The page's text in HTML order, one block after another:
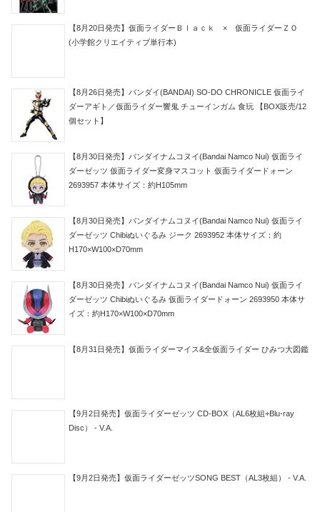
【8月20日発売】仮面ライダーＢｌａｃｋ × 仮面ライダーＺＯ
(小学館クリエイティブ単行本)
【8月26日発売】バンダイ(BANDAI) SO-DO CHRONICLE 仮面ライ
ダーアギト／仮面ライダー響鬼 チューインガム 食玩 【BOX販売/12
個セット】
【8月30日発売】バンダイナムコヌイ(Bandai Namco Nui) 仮面ライ
ダーゼッツ 仮面ライダー変身マスコット 仮面ライダードォーン
2693957 本体サイズ：約H105mm
【8月30日発売】バンダイナムコヌイ(Bandai Namco Nui) 仮面ライ
ダーゼッツ Chibiぬいぐるみ ジーク 2693952 本体サイズ：約
H170×W100×D70mm
【8月30日発売】バンダイナムコヌイ(Bandai Namco Nui) 仮面ライ
ダーゼッツ Chibiぬいぐるみ 仮面ライダードォーン 2693950 本体サ
イズ：約H170×W100×D70mm
【8月31日発売】仮面ライダーマイス&全仮面ライダー ひみつ大図鑑
【9月2日発売】仮面ライダーゼッツ CD-BOX（AL6枚組+Blu-ray
Disc） - V.A.
【9月2日発売】仮面ライダーゼッツSONG BEST（AL3枚組） - V.A.